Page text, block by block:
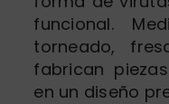
funcional.
torneado,
fabrican
en un diseño